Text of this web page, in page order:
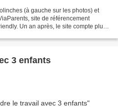
(à gauche sur les photos) et
site de référencement
Un an après, le site compte plus
3 enfants